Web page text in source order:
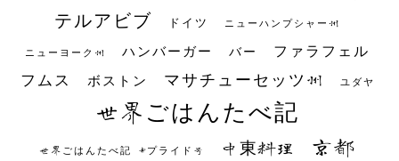
テルアビブ ドイツ ニューハンプシャー州
ニューヨーク州 ハンバーガー バー ファラフェル
フムス ボストン マサチューセッツ州 ユダヤ
世界ごはんたべ記
世界ごはんたべ記 #プライド号 中東料理 京都